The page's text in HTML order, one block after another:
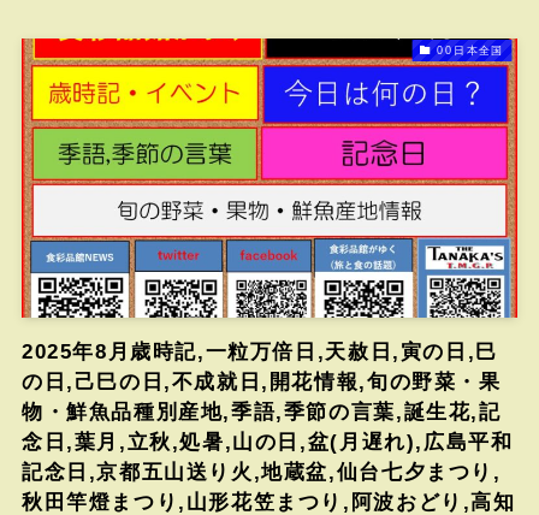
00日本全国
2025年8月歳時記,一粒万倍日,天赦日,寅の日,巳
の日,己巳の日,不成就日,開花情報,旬の野菜・果
物・鮮魚品種別産地,季語,季節の言葉,誕生花,記
念日,葉月,立秋,処暑,山の日,盆(月遅れ),広島平和
記念日,京都五山送り火,地蔵盆,仙台七夕まつり,
秋田竿燈まつり,山形花笠まつり,阿波おどり,高知